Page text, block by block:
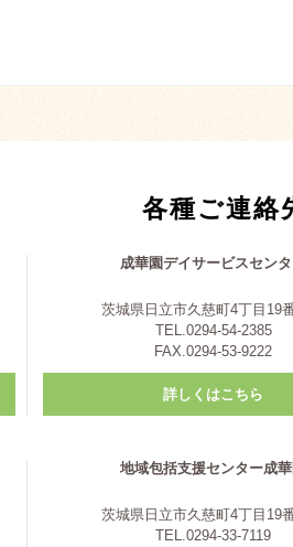
各種ご連絡
成華園デイサービスセン
茨城県日立市久慈町4丁目19
TEL.0294-54-2385
FAX.0294-53-9222
詳しくはこちら
地域包括支援センター成華
茨城県日立市久慈町4丁目19
TEL.0294-33-7119